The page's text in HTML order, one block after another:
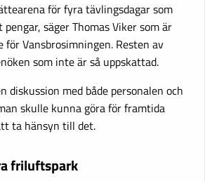
för fyra tävlingsdagar som
säger Thomas Viker som är
för Vansbrosimningen. Resten av
som inte är så uppskattad.
diskussion med både personalen och
skulle kunna göra för framtida
ta hänsyn till det.
friluftspark